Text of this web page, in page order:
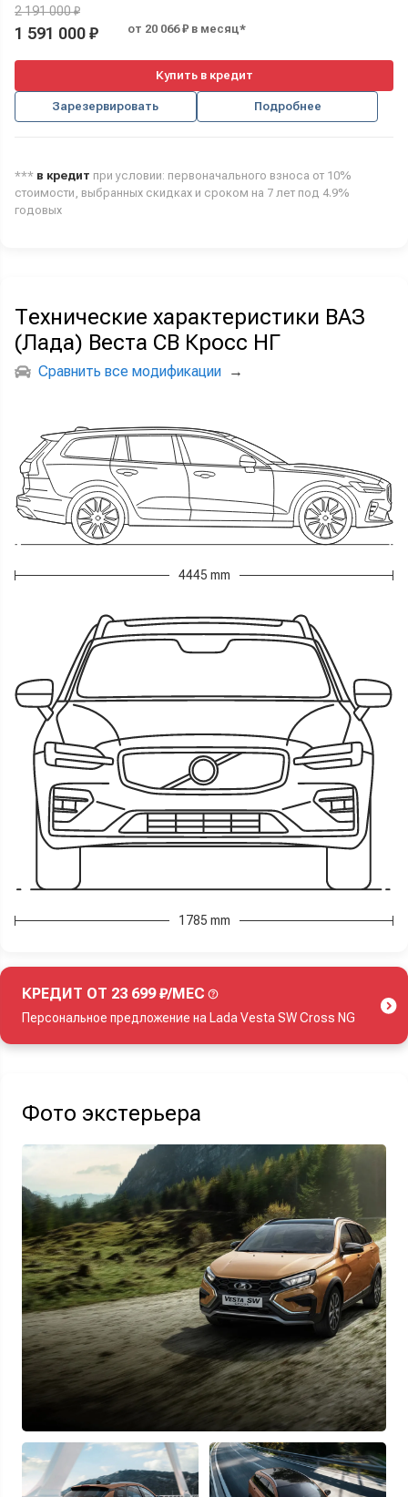
2 191 000 ₽
1 591 000 ₽ от 20 066 ₽ в месяц*
Купить в кредит
Зарезервировать Подробнее
*** в кредит при условии: первоначального взноса от 10%
стоимости, выбранных скидках и сроком на 7 лет под 4.9%
годовых
Технические характеристики ВАЗ
(Лада) Веста СВ Кросс НГ
Сравнить все модификации →
4445 mm
1785 mm
КРЕДИТ ОТ 23 699 ₽/МЕС
Персональное предложение на Lada Vesta SW Cross NG
Узнать выгоду
Отправляя данную форму Вы даетесогласие на обработкусвоих
персональных данных
Фото экстерьера